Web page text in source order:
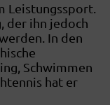
Leistungssport.
der ihn jedoch
In den
Schwimmen
hat er